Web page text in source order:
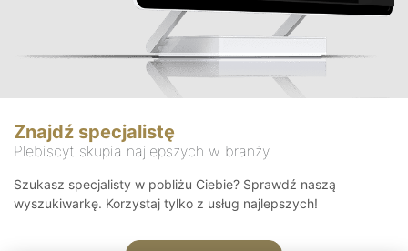
Znajdź specjalistę
Plebiscyt skupia najlepszych w branży
Szukasz specjalisty w pobliżu Ciebie? Sprawdź naszą
wyszukiwarkę. Korzystaj tylko z usług najlepszych!